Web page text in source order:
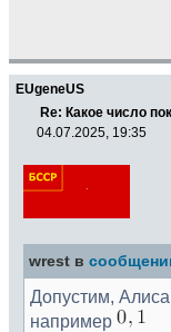
EUgeneUS
Re: Какое число
04.07.2025, 19:35
wrest в
Допустим,
например